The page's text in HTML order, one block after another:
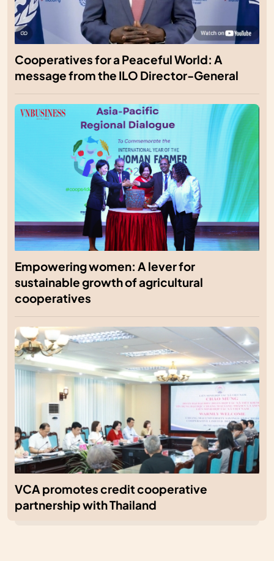
Cooperatives for a Peaceful World: A
message from the ILO Director-General
Empowering women: A lever for
sustainable growth of agricultural
cooperatives
VCA promotes credit cooperative
partnership with Thailand